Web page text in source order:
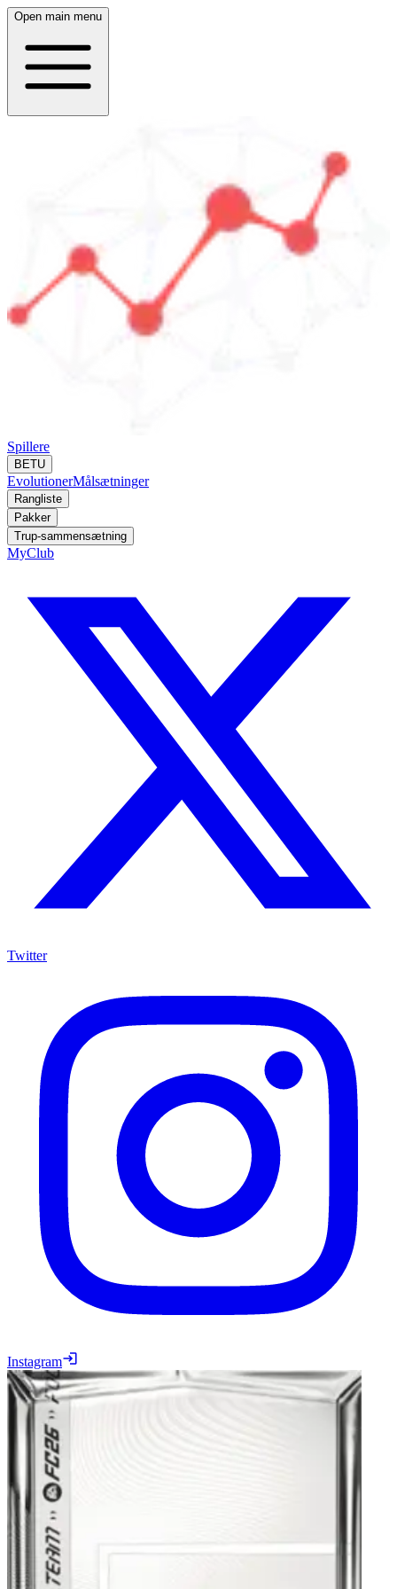
Open main menu
Spillere
BETU
EvolutionerMålsætninger
Rangliste
Pakker
Trup-sammensætning
MyClub
Twitter
Instagram